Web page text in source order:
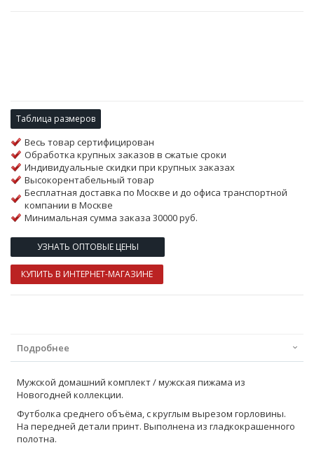
Таблица размеров
Весь товар сертифицирован
Обработка крупных заказов в сжатые сроки
Индивидуальные скидки при крупных заказах
Высокорентабельный товар
Бесплатная доставка по Москве и до офиса транспортной
компании в Москве
Минимальная сумма заказа 30000 руб.
УЗНАТЬ ОПТОВЫЕ ЦЕНЫ
КУПИТЬ В ИНТЕРНЕТ-МАГАЗИНЕ
Подробнее
Мужской домашний комплект / мужская пижама из
Новогодней коллекции.
Футболка среднего объёма, с круглым вырезом горловины.
На передней детали принт. Выполнена из гладкокрашенного
полотна.